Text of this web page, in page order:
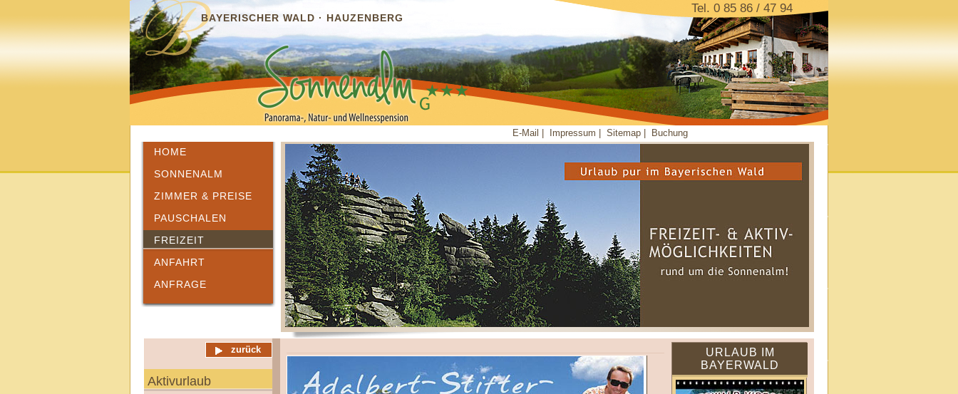
BAYERISCHER WALD · HAUZENBERG
Tel. 0 85 86 / 47 94
E-Mail Impressum Sitemap Buchung
HOME
SONNENALM
ZIMMER & PREISE
PAUSCHALEN
FREIZEIT
ANFAHRT
ANFRAGE
zurück
Aktivurlaub
URLAUB IM
BAYERWALD